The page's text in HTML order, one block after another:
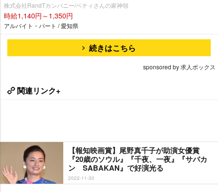
株式会社RandTカンパニー/ベティさんの家神領
時給1,140円～1,350円
アルバイト・パート / 愛知県
続きはこちら
sponsored by 求人ボックス
関連リンク+
【報知映画賞】尾野真千子が助演女優賞
『20歳のソウル』『千夜、一夜』『サバカ
ン SABAKAN』で好演光る
2022-11-30